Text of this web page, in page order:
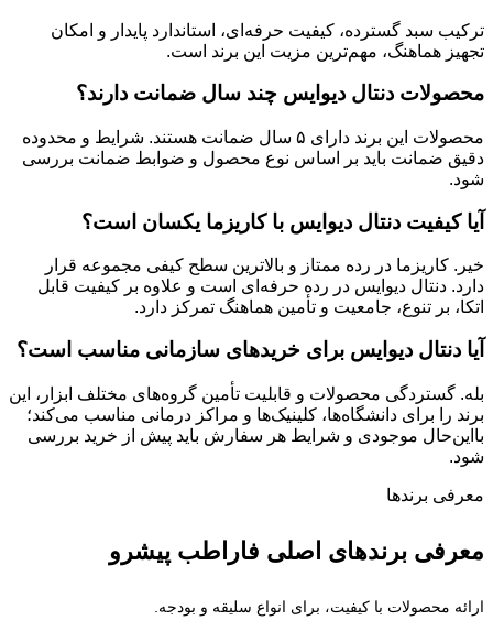
ترکیب سبد گسترده، کیفیت حرفه‌ای، استاندارد پایدار و امکان
تجهیز هماهنگ، مهم‌ترین مزیت این برند است.
محصولات دنتال دیوایس چند سال ضمانت دارند؟
محصولات این برند دارای ۵ سال ضمانت هستند. شرایط و محدوده
دقیق ضمانت باید بر اساس نوع محصول و ضوابط ضمانت بررسی
شود.
آیا کیفیت دنتال دیوایس با کاریزما یکسان است؟
خیر. کاریزما در رده ممتاز و بالاترین سطح کیفی مجموعه قرار
دارد. دنتال دیوایس در رده حرفه‌ای است و علاوه بر کیفیت قابل
اتکا، بر تنوع، جامعیت و تأمین هماهنگ تمرکز دارد.
آیا دنتال دیوایس برای خریدهای سازمانی مناسب است؟
بله. گستردگی محصولات و قابلیت تأمین گروه‌های مختلف ابزار، این
برند را برای دانشگاه‌ها، کلینیک‌ها و مراکز درمانی مناسب می‌کند؛
بااین‌حال موجودی و شرایط هر سفارش باید پیش از خرید بررسی
شود.
معرفی برند‌ها
معرفی برندهای اصلی فاراطب پیشرو
ارائه محصولات با کیفیت، برای انواع سلیقه و بودجه.